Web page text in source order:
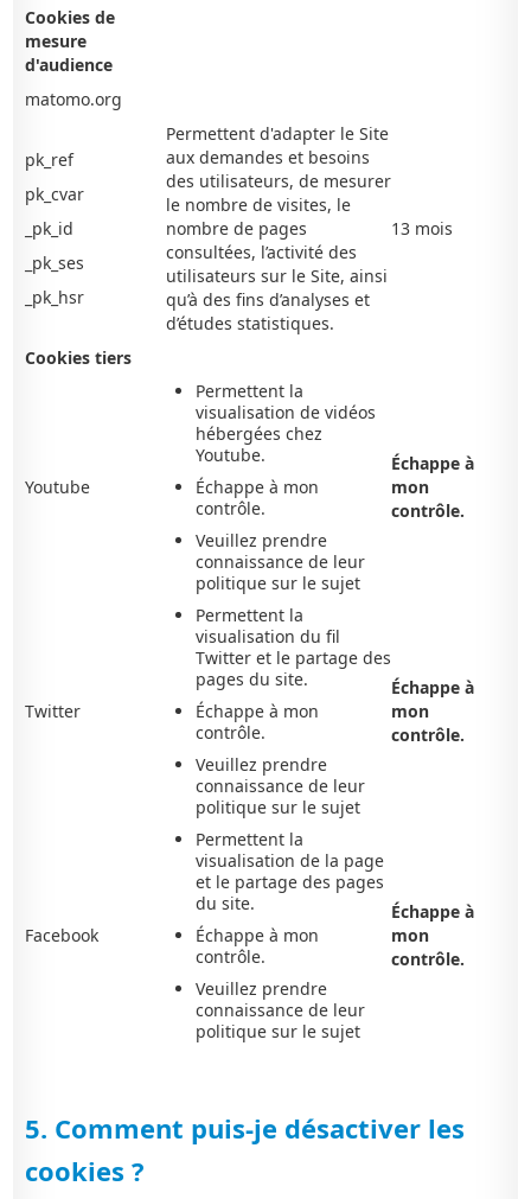
Cookies de
mesure
d'audience
matomo.org
pk_ref
pk_cvar
_pk_id
_pk_ses
_pk_hsr
Permettent d'adapter le Site
aux demandes et besoins
des utilisateurs, de mesurer
le nombre de visites, le
nombre de pages
consultées, l’activité des
utilisateurs sur le Site, ainsi
qu’à des fins d’analyses et
d’études statistiques.
13 mois
Cookies tiers
Youtube
Permettent la
visualisation de vidéos
hébergées chez
Youtube.
Échappe à mon
contrôle.
Veuillez prendre
connaissance de leur
politique sur le sujet
Échappe à
mon
contrôle.
Twitter
Permettent la
visualisation du fil
Twitter et le partage des
pages du site.
Échappe à mon
contrôle.
Veuillez prendre
connaissance de leur
politique sur le sujet
Échappe à
mon
contrôle.
Facebook
Permettent la
visualisation de la page
et le partage des pages
du site.
Échappe à mon
contrôle.
Veuillez prendre
connaissance de leur
politique sur le sujet
Échappe à
mon
contrôle.
5. Comment puis-je désactiver les
cookies ?